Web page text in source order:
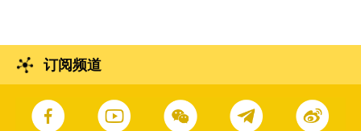
订阅频道